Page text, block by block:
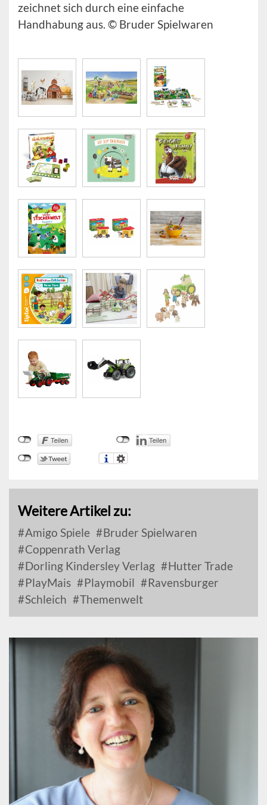
zeichnet sich durch eine einfache
Handhabung aus. © Bruder Spielwaren
Weitere Artikel zu:
Amigo Spiele
Bruder Spielwaren
Coppenrath Verlag
Dorling Kindersley Verlag
Hutter Trade
PlayMais
Playmobil
Ravensburger
Schleich
Themenwelt